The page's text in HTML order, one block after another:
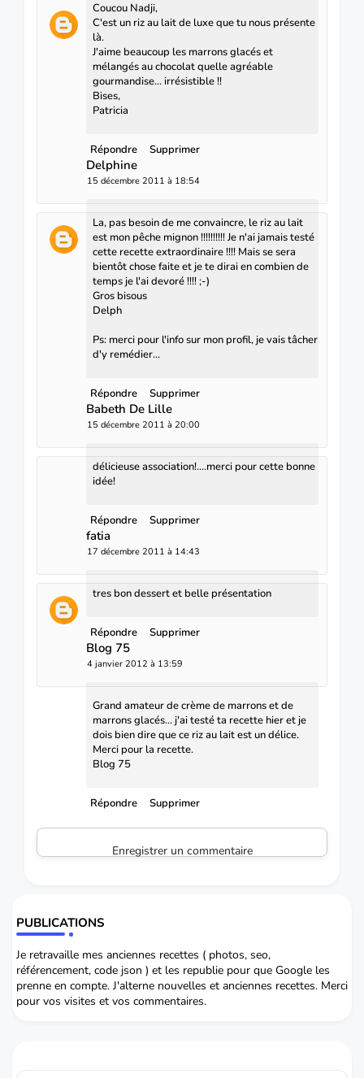
Coucou Nadji,
C'est un riz au lait de luxe que tu nous présente
là.
J'aime beaucoup les marrons glacés et
mélangés au chocolat quelle agréable
gourmandise... irrésistible !!
Bises,
Patricia
Répondre Supprimer
Delphine
15 décembre 2011 à 18:54
La, pas besoin de me convaincre, le riz au lait
est mon pêche mignon !!!!!!!!!! Je n'ai jamais testé
cette recette extraordinaire !!!! Mais se sera
bientôt chose faite et je te dirai en combien de
temps je l'ai devoré !!!! ;-)
Gros bisous
Delph
Ps: merci pour l'info sur mon profil, je vais tâcher
d'y remédier...
Répondre Supprimer
Babeth De Lille
15 décembre 2011 à 20:00
délicieuse association!....merci pour cette bonne
idée!
Répondre Supprimer
fatia
17 décembre 2011 à 14:43
tres bon dessert et belle présentation
Répondre Supprimer
Blog 75
4 janvier 2012 à 13:59
Grand amateur de crème de marrons et de
marrons glacés... j'ai testé ta recette hier et je
dois bien dire que ce riz au lait est un délice.
Merci pour la recette.
Blog 75
Répondre Supprimer
Enregistrer un commentaire
PUBLICATIONS
Je retravaille mes anciennes recettes ( photos, seo,
référencement, code json ) et les republie pour que Google les
prenne en compte. J'alterne nouvelles et anciennes recettes. Merci
pour vos visites et vos commentaires.